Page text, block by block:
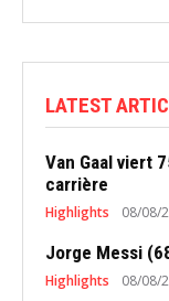
LATEST
Van Gaal viert
carrière
Highlights 08/08/
Jorge Messi
Highlights 08/08/